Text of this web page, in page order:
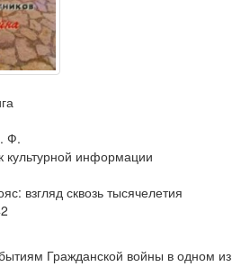
Ф.
культурной информации
взгляд сквозь тысячелетия
Гражданской войны в одном из